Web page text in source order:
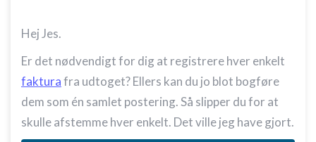
Hej Jes.
Er det nødvendigt for dig at registrere hver enkelt
fakturafra udtoget? Ellers kan du jo blot bogføre
dem som én samlet postering. Så slipper du for at
skulle afstemme hver enkelt. Det ville jeg have gjort.